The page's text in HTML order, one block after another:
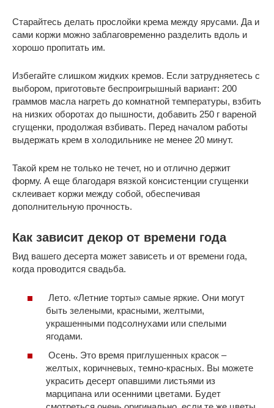
Старайтесь делать прослойки крема между ярусами. Да и
сами коржи можно заблаговременно разделить вдоль и
хорошо пропитать им.
Избегайте слишком жидких кремов. Если затрудняетесь с
выбором, приготовьте беспроигрышный вариант: 200
граммов масла нагреть до комнатной температуры, взбить
на низких оборотах до пышности, добавить 250 г вареной
сгущенки, продолжая взбивать. Перед началом работы
выдержать крем в холодильнике не менее 20 минут.
Такой крем не только не течет, но и отлично держит
форму. А еще благодаря вязкой консистенции сгущенки
склеивает коржи между собой, обеспечивая
дополнительную прочность.
Как зависит декор от времени года
Вид вашего десерта может зависеть и от времени года,
когда проводится свадьба.
Лето. «Летние торты» самые яркие. Они могут
быть зелеными, красными, желтыми,
украшенными подсолнухами или спелыми
ягодами.
Осень. Это время приглушенных красок –
желтых, коричневых, темно-красных. Вы можете
украсить десерт опавшими листьями из
марципана или осенними цветами. Будет